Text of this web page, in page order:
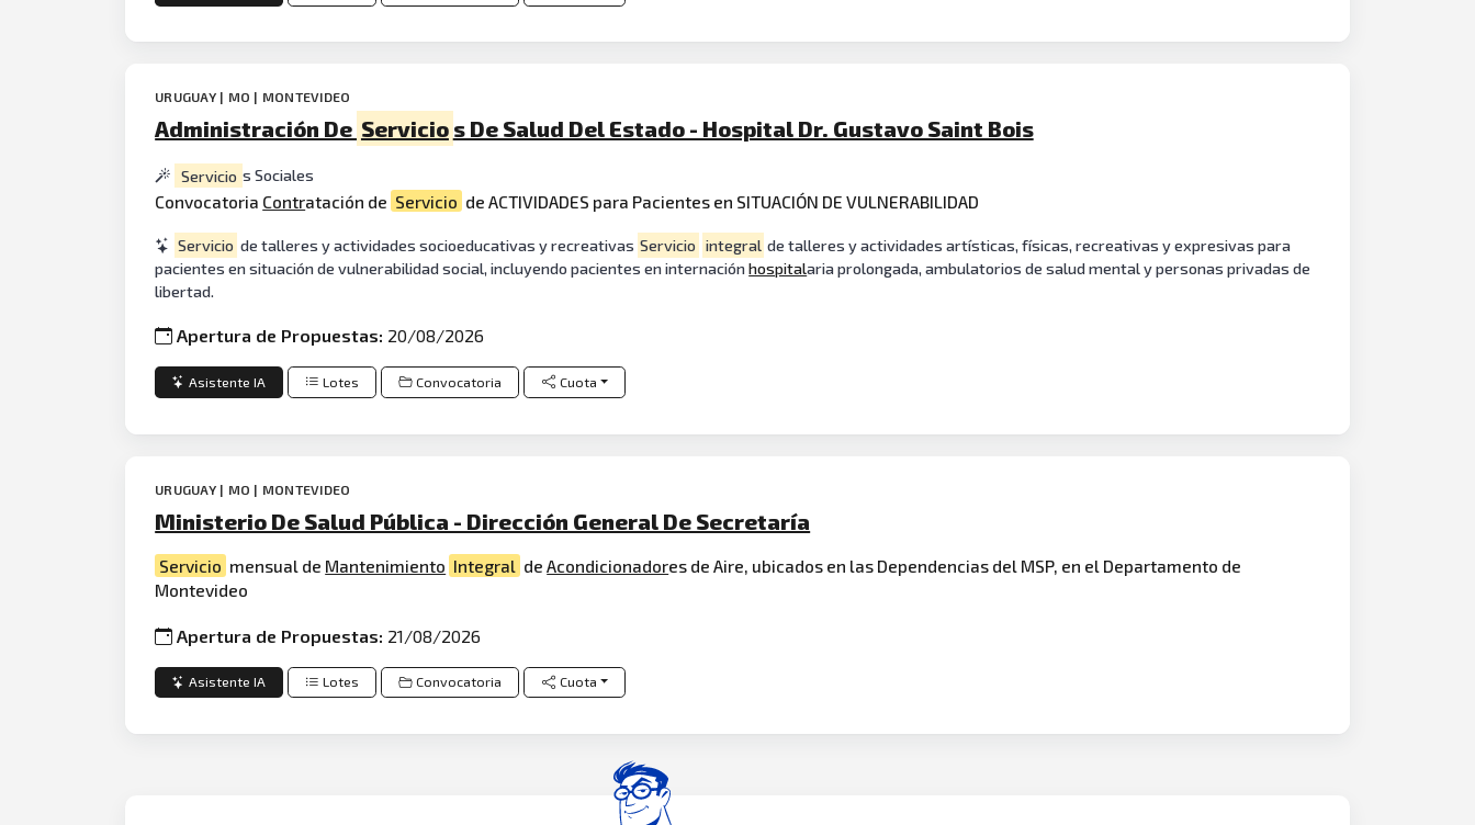
URUGUAY | MO | MONTEVIDEO
Administración De Servicio s De Salud Del Estado - Hospital Dr. Gustavo Saint Bois
Servicio s Sociales
Convocatoria Contratación de Servicio de ACTIVIDADES para Pacientes en SITUACIÓN DE VULNERABILIDAD
Servicio de talleres y actividades socioeducativas y recreativas Servicio integral de talleres y actividades artísticas, físicas, recreativas y expresivas para
pacientes en situación de vulnerabilidad social, incluyendo pacientes en internaciónhospitalaria prolongada, ambulatorios de salud mental y personas privadas de
libertad.
Apertura de Propuestas: 20/08/2026
Asistente IA Lotes Convocatoria Cuota
URUGUAY | MO | MONTEVIDEO
Ministerio De Salud Pública - Dirección General De Secretaría
Servicio mensual de Mantenimiento Integral deAcondicionadores de Aire, ubicados en las Dependencias del MSP, en el Departamento de
Montevideo
Apertura de Propuestas: 21/08/2026
Asistente IA Lotes Convocatoria Cuota